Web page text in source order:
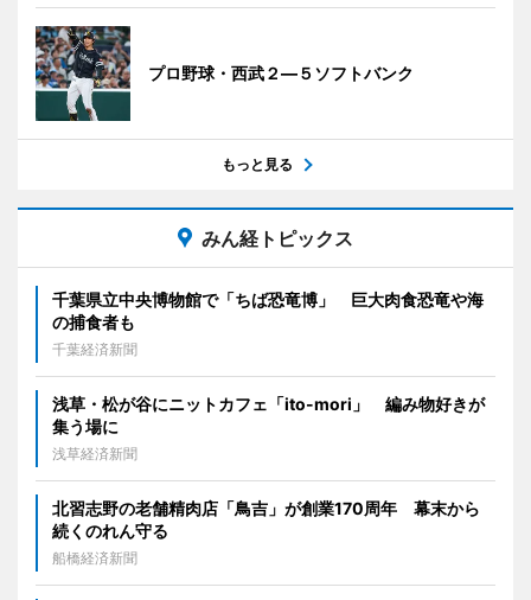
プロ野球・西武２―５ソフトバンク
もっと見る
みん経トピックス
千葉県立中央博物館で「ちば恐竜博」 巨大肉食恐竜や海
の捕食者も
千葉経済新聞
浅草・松が谷にニットカフェ「ito-mori」 編み物好きが
集う場に
浅草経済新聞
北習志野の老舗精肉店「鳥吉」が創業170周年 幕末から
続くのれん守る
船橋経済新聞